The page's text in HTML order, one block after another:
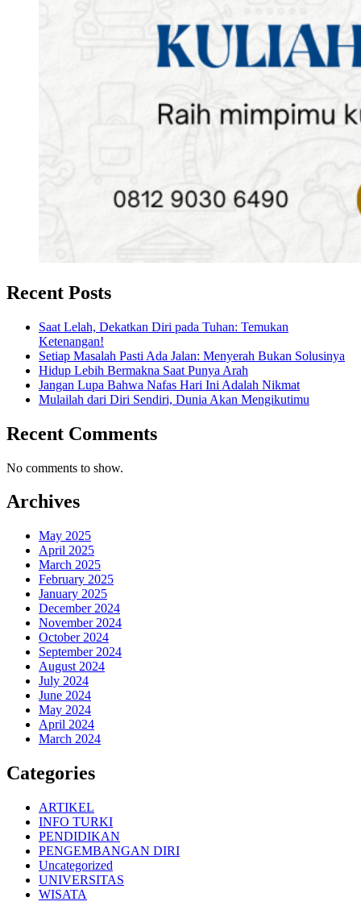
Recent Posts
Saat Lelah, Dekatkan Diri pada Tuhan: Temukan
Ketenangan!
Setiap Masalah Pasti Ada Jalan: Menyerah Bukan Solusinya
Hidup Lebih Bermakna Saat Punya Arah
Jangan Lupa Bahwa Nafas Hari Ini Adalah Nikmat
Mulailah dari Diri Sendiri, Dunia Akan Mengikutimu
Recent Comments
No comments to show.
Archives
May 2025
April 2025
March 2025
February 2025
January 2025
December 2024
November 2024
October 2024
September 2024
August 2024
July 2024
June 2024
May 2024
April 2024
March 2024
Categories
ARTIKEL
INFO TURKI
PENDIDIKAN
PENGEMBANGAN DIRI
Uncategorized
UNIVERSITAS
WISATA